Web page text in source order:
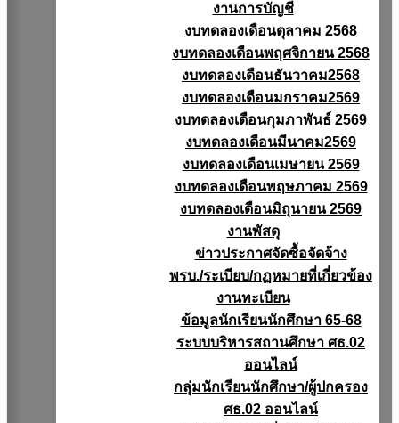
งานการบัญชี
งบทดลองเดือนตุลาคม 2568
งบทดลองเดือนพฤศจิกายน 2568
งบทดลองเดือนธันวาคม2568
งบทดลองเดือนมกราคม2569
งบทดลองเดือนกุมภาพันธ์ 2569
งบทดลองเดือนมีนาคม2569
งบทดลองเดือนเมษายน 2569
งบทดลองเดือนพฤษภาคม 2569
งบทดลองเดือนมิถุนายน 2569
งานพัสดุ
ข่าวประกาศจัดซื้อจัดจ้าง
พรบ./ระเบียบ/กฏหมายที่เกี่ยวข้อง
งานทะเบียน
ข้อมูลนักเรียนนักศึกษา 65-68
ระบบบริหารสถานศึกษา ศธ.02
ออนไลน์
กลุ่มนักเรียนนักศึกษา/ผู้ปกครอง
ศธ.02 ออนไลน์